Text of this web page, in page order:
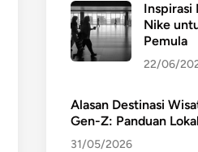
Inspirasi
Nike
Pemula
22/06/
Alasan Destinasi
Gen-Z: Panduan
31/05/2026